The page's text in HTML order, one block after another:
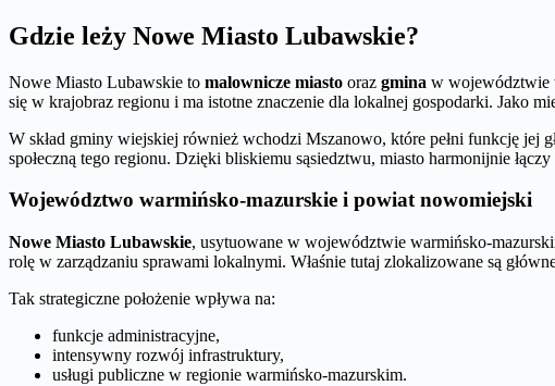
Gdzie leży Nowe Miasto Lubawskie?
Nowe Miasto Lubawskie to malownicze miasto oraz gmina w województwie
się w krajobraz regionu i ma istotne znaczenie dla lokalnej gospodarki. Jako
W skład gminy wiejskiej również wchodzi Mszanowo, które pełni funkcję jej
społeczną tego regionu. Dzięki bliskiemu sąsiedztwu, miasto harmonijnie
Województwo warmińsko-mazurskie i powiat nowomiejski
Nowe Miasto Lubawskie, usytuowane w województwie warmińsko-
rolę w zarządzaniu sprawami lokalnymi. Właśnie tutaj zlokalizowane są
Tak strategiczne położenie wpływa na:
funkcje administracyjne,
intensywny rozwój infrastruktury,
usługi publiczne w regionie warmińsko-mazurskim.